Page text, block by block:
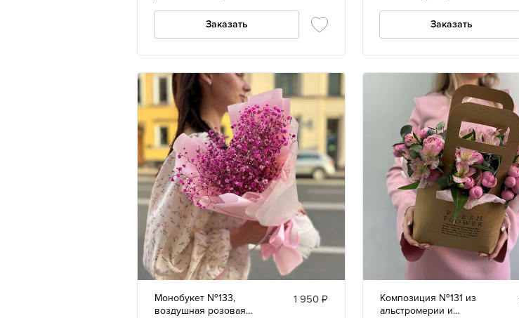
Заказать Заказать
Монобукет №133,
воздушная розовая
1 950 ₽
Композиция №131 из
альстромерии и